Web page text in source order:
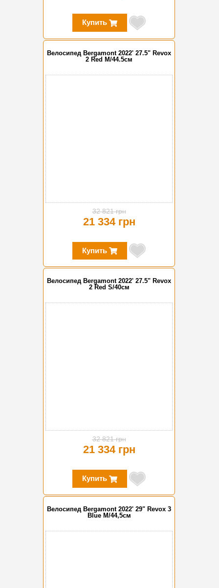
Купить
Велосипед Bergamont 2022' 27.5" Revox
2 Red M/44.5см
32 821 грн
21 334 грн
Купить
Велосипед Bergamont 2022' 27.5" Revox
2 Red S/40см
32 821 грн
21 334 грн
Купить
Велосипед Bergamont 2022' 29" Revox 3
Blue M/44,5см